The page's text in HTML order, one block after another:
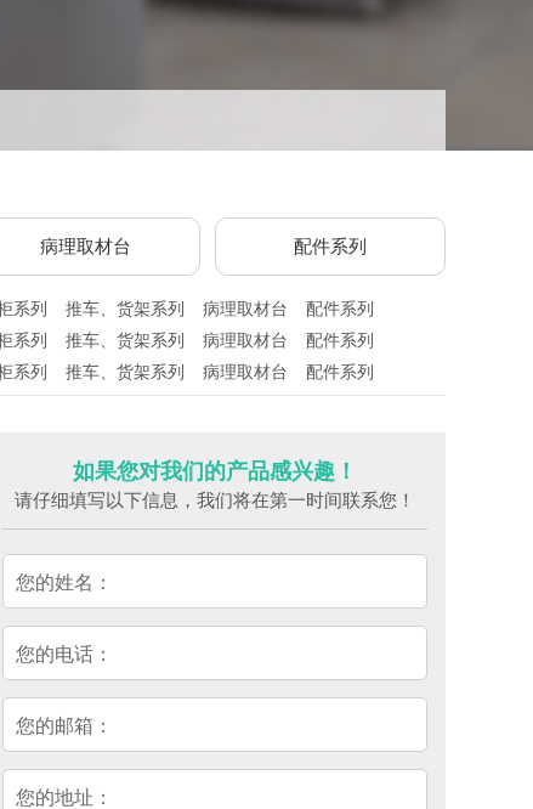
病理取材台 配件系列
系列 推车、货架系列 病理取材台 配件系列
系列 推车、货架系列 病理取材台 配件系列
系列 推车、货架系列 病理取材台 配件系列
如果您对我们的产品感兴趣！
请仔细填写以下信息，我们将在第一时间联系您！
您的姓名：
您的电话：
您的邮箱：
您的地址：